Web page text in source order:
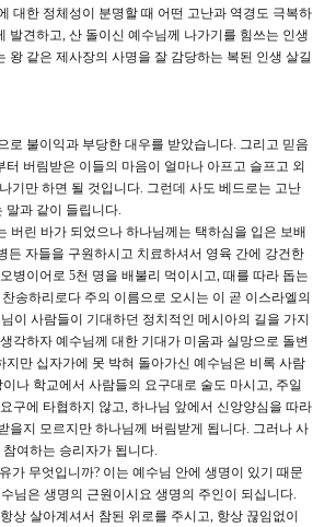
대한 정체성이 분명할 때 어떤 고난과 역경도 극복하
발견하고, 산 돌이신 예수님께 나가기를 힘쓰는 인생
같은 제사장의 사명을 잘 감당하는 복된 인생 살길
로 불이익과 부당한 대우를 받았습니다. 그리고 믿음
버림받은 이들의 마음이 얼마나 아프고 슬프고 외
기만 하면 될 것입니다. 그런데 사도 베드로는 고난
말과 같이 들립니다.
버린 바가 되었으나 하나님께는 택하심을 입은 보배
든 자들을 구원하시고 치료하셔서 영육 간에 강건한
병이어로 5천 명을 배불리 먹이시고, 때를 따라 돕는
송하리로다 주의 이름으로 오시는 이 곧 이스라엘의
이 사람들이 기대하던 정치적인 메시아의 길을 가지
각하자 예수님께 대한 기대가 미움과 실망으로 돌변
만 십자가에 못 박혀 돌아가신 예수님은 비록 사람
나 학교에서 사람들의 요구대로 술도 마시고, 주일
구에 타협하지 않고, 하나님 앞에서 신앙양심을 따라
을지 모르지만 하나님께 버림받게 됩니다. 그러나 사
여하는 승리자가 됩니다.
가 무엇입니까? 이는 예수님 안에 생명이 있기 때문
님은 생명의 근원이시요 생명의 주인이 되십니다.
상 살아계셔서 참된 위로를 주시고, 항상 끊임없이